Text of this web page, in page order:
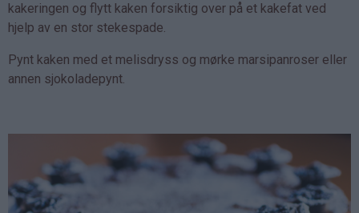
kakeringen og flytt kaken forsiktig over på et kakefat ved
hjelp av en stor stekespade.
Pynt kaken med et melisdryss og mørke marsipanroser eller
annen sjokoladepynt.